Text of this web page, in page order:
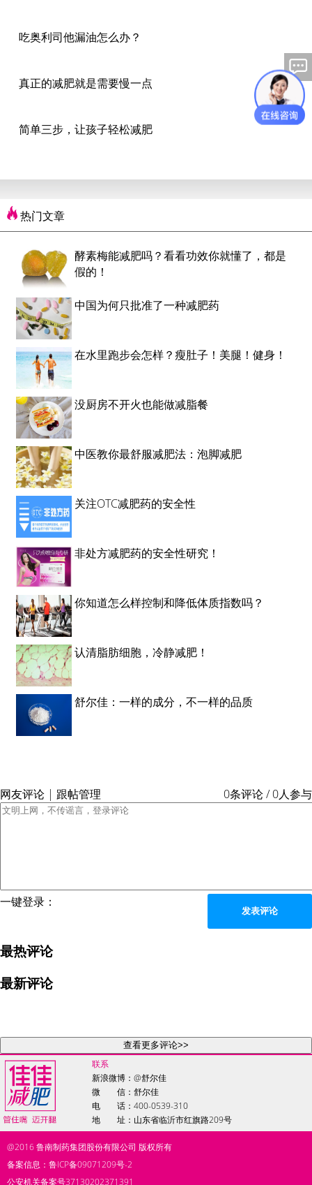
吃奥利司他漏油怎么办？
真正的减肥就是需要慢一点
简单三步，让孩子轻松减肥
热门文章
酵素梅能减肥吗？看看功效你就懂了，都是
假的！
中国为何只批准了一种减肥药
在水里跑步会怎样？瘦肚子！美腿！健身！
没厨房不开火也能做减脂餐
中医教你最舒服减肥法：泡脚减肥
关注OTC减肥药的安全性
非处方减肥药的安全性研究！
你知道怎么样控制和降低体质指数吗？
认清脂肪细胞，冷静减肥！
舒尔佳：一样的成分，不一样的品质
网友评论 | 跟帖管理 0条评论 / 0人参与
一键登录：
发表评论
最热评论
最新评论
查看更多评论>>
联系
新浪微博： @舒尔佳
微 信：舒尔佳
电 话：400-0539-310
地 址：山东省临沂市红旗路209号
@2016鲁南制药集团股份有限公司 版权所有
备案信息：鲁ICP备09071209号-2
公安机关备案号37130202371391